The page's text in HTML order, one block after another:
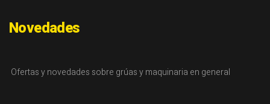
Novedades
Ofertas y novedades sobre grúas y maquinaria en general